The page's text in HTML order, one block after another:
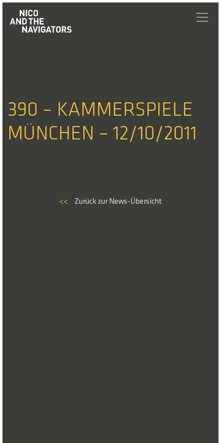
390 – KAMMERSPIELE
MÜNCHEN – 12/10/2011
<< Zurück zur News-Übersicht